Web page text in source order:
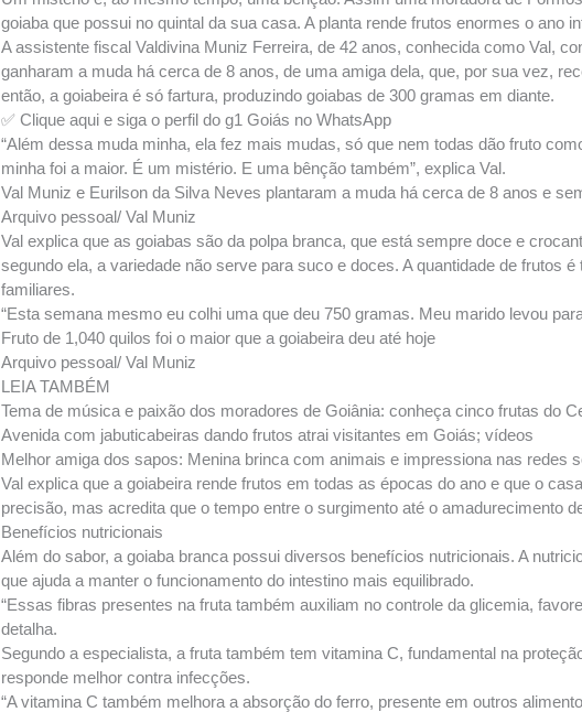
goiaba que possui no quintal da sua casa. A planta rende frutos enormes o ano
A assistente fiscal Valdivina Muniz Ferreira, de 42 anos, conhecida como Val,
ganharam a muda há cerca de 8 anos, de uma amiga dela, que, por sua vez,
então, a goiabeira é só fartura, produzindo goiabas de 300 gramas em diante.
✅ Clique aqui e siga o perfil do g1 Goiás no WhatsApp
“Além dessa muda minha, ela fez mais mudas, só que nem todas dão fruto
minha foi a maior. É um mistério. E uma bênção também”, explica Val.
Val Muniz e Eurilson da Silva Neves plantaram a muda há cerca de 8 anos e
Arquivo pessoal/ Val Muniz
Val explica que as goiabas são da polpa branca, que está sempre doce e
segundo ela, a variedade não serve para suco e doces. A quantidade de frutos
familiares.
“Esta semana mesmo eu colhi uma que deu 750 gramas. Meu marido levou
Fruto de 1,040 quilos foi o maior que a goiabeira deu até hoje
Arquivo pessoal/ Val Muniz
LEIA TAMBÉM
Tema de música e paixão dos moradores de Goiânia: conheça cinco frutas do
Avenida com jabuticabeiras dando frutos atrai visitantes em Goiás; vídeos
Melhor amiga dos sapos: Menina brinca com animais e impressiona nas redes
Val explica que a goiabeira rende frutos em todas as épocas do ano e que o
precisão, mas acredita que o tempo entre o surgimento até o amadurecimento
Benefícios nutricionais
Além do sabor, a goiaba branca possui diversos benefícios nutricionais. A
que ajuda a manter o funcionamento do intestino mais equilibrado.
“Essas fibras presentes na fruta também auxiliam no controle da glicemia,
detalha.
Segundo a especialista, a fruta também tem vitamina C, fundamental na
responde melhor contra infecções.
“A vitamina C também melhora a absorção do ferro, presente em outros